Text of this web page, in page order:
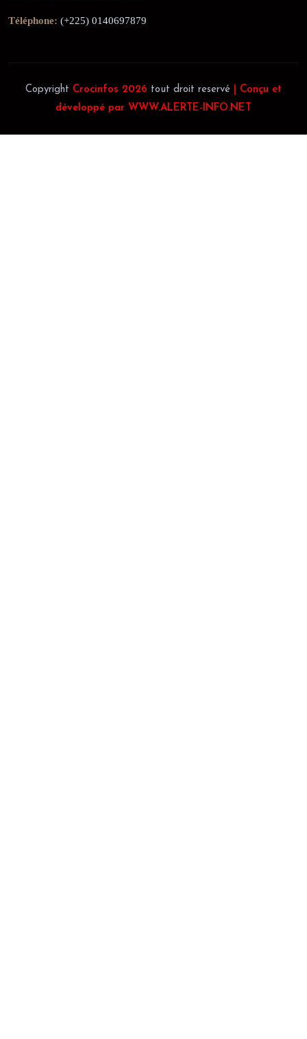
Téléphone: (+225) 0140697879
Copyright Crocinfos 2026 tout droit reservé
| Conçu et
développé par WWW.ALERTE-INFO.NET